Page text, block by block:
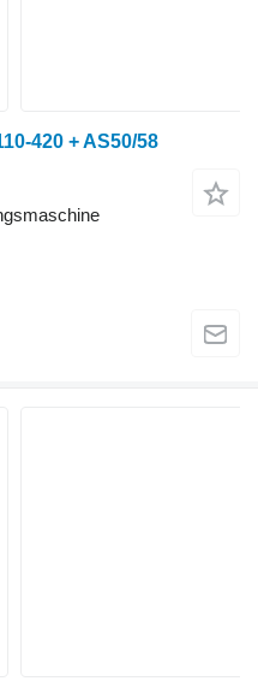
420 + AS50/58